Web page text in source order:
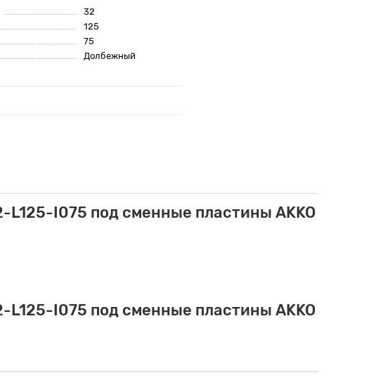
32
125
75
Долбежный
I075 под сменные пластины AKKO
I075 под сменные пластины AKKO